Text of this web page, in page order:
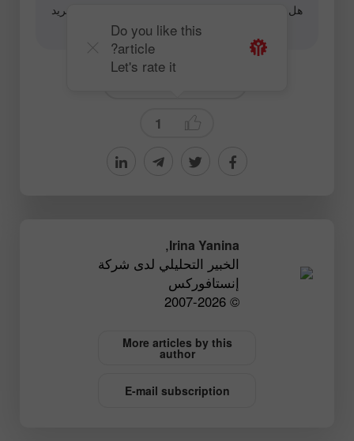
هل لديك سؤال حول المحتوى، برجاء الاتصال على البريد
editorial-board@instaforex.com
1
Do you like this
article?
Let's rate it
Irina Yanina
,
الخبير التحليلي لدى شركة
إنستافوركس
© 2007-2026
More articles by this
author
E-mail subscription